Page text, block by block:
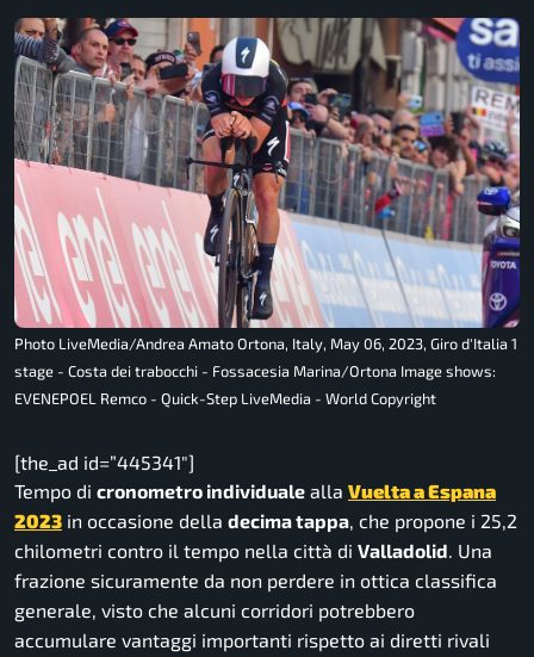
Photo LiveMedia/Andrea Amato Ortona, Italy, May 06, 2023, Giro d'Italia 1
stage - Costa dei trabocchi - Fossacesia Marina/Ortona Image shows:
EVENEPOEL Remco - Quick-Step LiveMedia - World Copyright
[the_ad id=”445341″]
Tempo di cronometro individuale alla Vuelta a Espana
2023 in occasione della decima tappa, che propone i 25,2
chilometri contro il tempo nella città di Valladolid. Una
frazione sicuramente da non perdere in ottica classifica
generale, visto che alcuni corridori potrebbero
accumulare vantaggi importanti rispetto ai diretti rivali